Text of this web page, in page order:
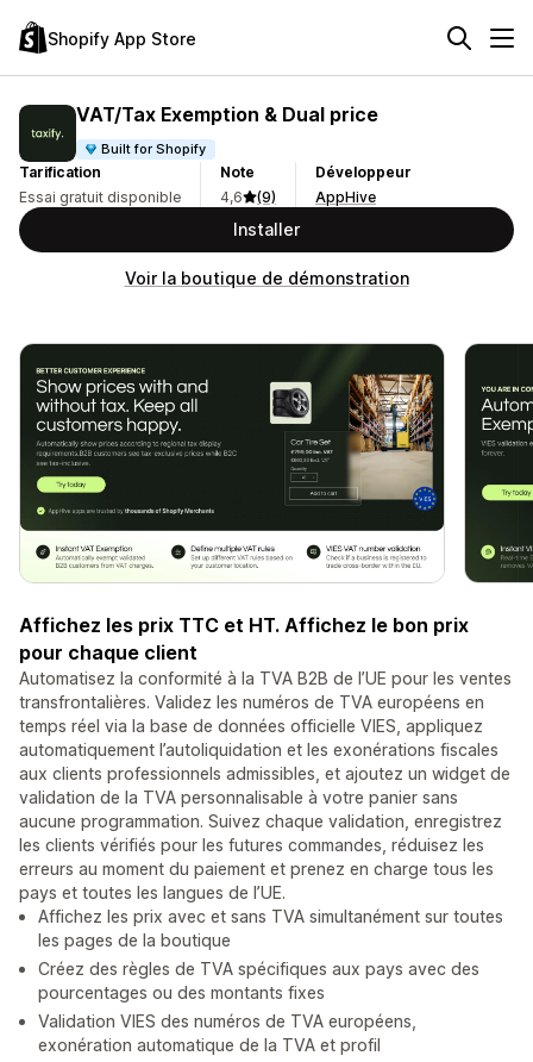
Shopify App Store
VAT/Tax Exemption & Dual price
Built for Shopify
Tarification
Essai gratuit disponible
Note
4,6
(9)
Développeur
AppHive
Installer
Voir la boutique de démonstration
Affichez les prix TTC et HT. Affichez le bon prix
pour chaque client
Automatisez la conformité à la TVA B2B de l’UE pour les ventes
transfrontalières. Validez les numéros de TVA européens en
temps réel via la base de données officielle VIES, appliquez
automatiquement l’autoliquidation et les exonérations fiscales
aux clients professionnels admissibles, et ajoutez un widget de
validation de la TVA personnalisable à votre panier sans
aucune programmation. Suivez chaque validation, enregistrez
les clients vérifiés pour les futures commandes, réduisez les
erreurs au moment du paiement et prenez en charge tous les
pays et toutes les langues de l’UE.
Affichez les prix avec et sans TVA simultanément sur toutes
les pages de la boutique
Créez des règles de TVA spécifiques aux pays avec des
pourcentages ou des montants fixes
Validation VIES des numéros de TVA européens,
exonération automatique de la TVA et profil